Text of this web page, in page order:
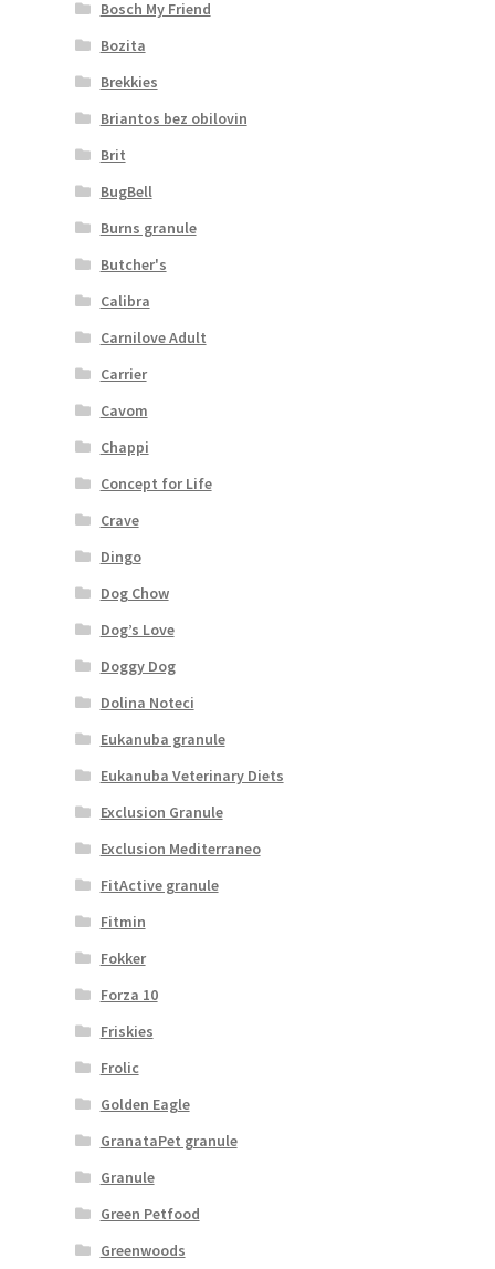
Bosch My Friend
Bozita
Brekkies
Briantos bez obilovin
Brit
BugBell
Burns granule
Butcher's
Calibra
Carnilove Adult
Carrier
Cavom
Chappi
Concept for Life
Crave
Dingo
Dog Chow
Dog’s Love
Doggy Dog
Dolina Noteci
Eukanuba granule
Eukanuba Veterinary Diets
Exclusion Granule
Exclusion Mediterraneo
FitActive granule
Fitmin
Fokker
Forza 10
Friskies
Frolic
Golden Eagle
GranataPet granule
Granule
Green Petfood
Greenwoods